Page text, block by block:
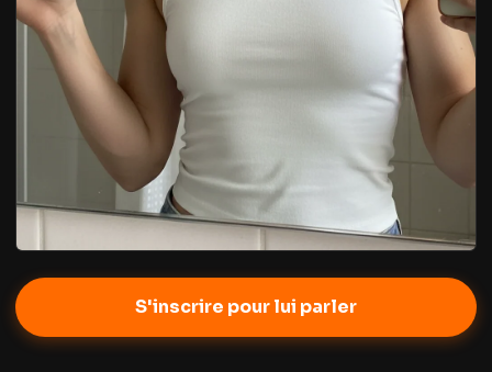
S'inscrire pour lui parler